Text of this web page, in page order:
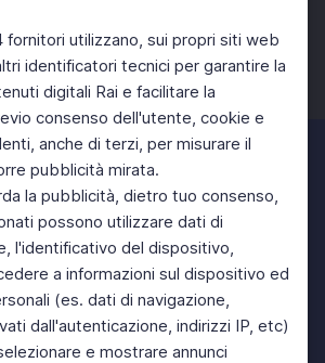
fornitori utilizzano, sui propri siti web
identificatori tecnici per garantire la
digitali Rai e facilitare la
consenso dell'utente, cookie e
anche di terzi, per misurare il
pubblicità mirata.
la pubblicità, dietro tuo consenso,
possono utilizzare dati di
l'identificativo del dispositivo,
a informazioni sul dispositivo ed
(es. dati di navigazione,
dall'autenticazione, indirizzi IP, etc)
e mostrare annunci
Twitter Instagram